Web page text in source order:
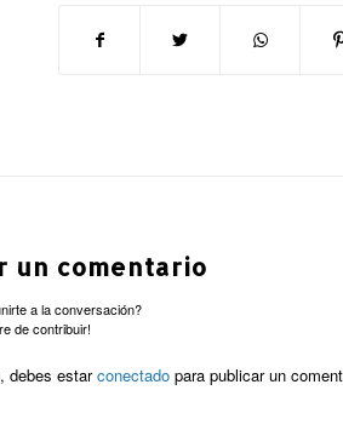
un comentario
a la conversación?
de contribuir!
debes estarconectado para publicar un